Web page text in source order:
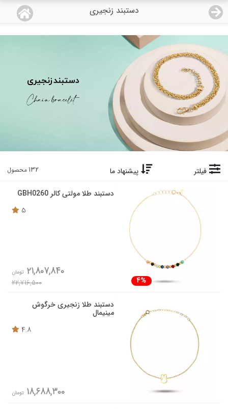
دستبند زنجیری
منو
صفحه اصلی
دسته بندی محصولات
نمایندگی ها
درباره ما
اعطای نمایندگی
تماس با ما
فیلتر پیشنهاد ما 132 محصول
دستبند طلا مولتی کالر GBH0260
5
4%
21,807,840 تومان
22,716,500
دستبند طلا زنجیری خرگوش
مینیمال
4.8
18,688,300 تومان